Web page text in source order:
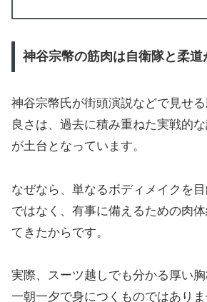
神谷宗幣の筋肉は自衛隊と柔道
神谷宗幣氏が街頭演説などで見せ
良さは、過去に積み重ねた実戦的
が土台となっています。
なぜなら、単なるボディメイクを
ではなく、有事に備えるための肉
てきたからです。
実際、スーツ越しでも分かる厚い胸
一朝一夕で身につくものではありま